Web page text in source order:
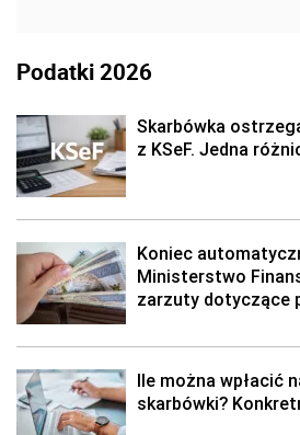
Podatki 2026
Skarbówka
z KSeF. Jedna
Koniec
Ministerstwo
zarzuty dotyczące
Ile można wpłacić
skarbówki?